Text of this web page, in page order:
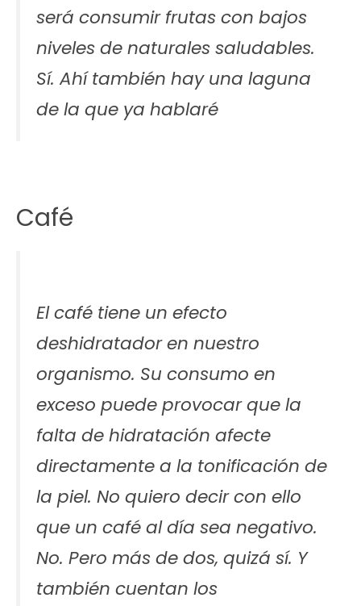
será consumir frutas con bajos
niveles de naturales saludables.
Sí. Ahí también hay una laguna
de la que ya hablaré
Café
El café tiene un efecto
deshidratador en nuestro
organismo. Su consumo en
exceso puede provocar que la
falta de hidratación afecte
directamente a la tonificación de
la piel. No quiero decir con ello
que un café al día sea negativo.
No. Pero más de dos, quizá sí. Y
también cuentan los